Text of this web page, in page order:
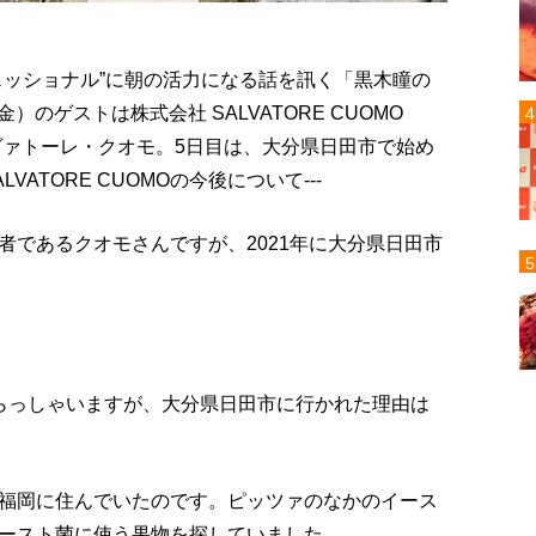
ショナル”に朝の活力になる話を訊く「黒木瞳の
）のゲストは株式会社 SALVATORE CUOMO
トーレ・クオモ。5日目は、大分県日田市で始め
CUOMOの今後について---
であるクオモさんですが、2021年に大分県日田市
しゃいますが、大分県日田市に行かれた理由は
岡に住んでいたのです。ピッツァのなかのイース